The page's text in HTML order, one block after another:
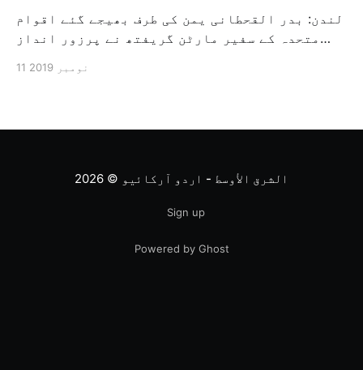
لندن: بدر القحطانی یمن کی طرف بھیجے گئے اقوام
متحدہ کے سفیر مارٹن گریفتھ نے پرزور انداز
ثالثی اور اس کشمکش کی حدبندی کرنے کے لئے ایک
11 نومبر 2019
الشرق الأوسط - اردو آرکائیو © 2026
Sign up
Powered by Ghost